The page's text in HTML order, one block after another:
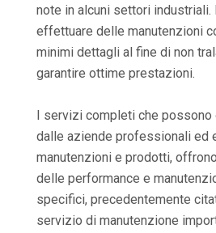
note in alcuni settori industriali.
effettuare delle manutenzioni
minimi dettagli al fine di non
garantire ottime prestazioni.
I servizi completi che possono
dalle aziende professionali ed
manutenzioni e prodotti,
delle performance e
specifici, precedentemente
servizio di manutenzione